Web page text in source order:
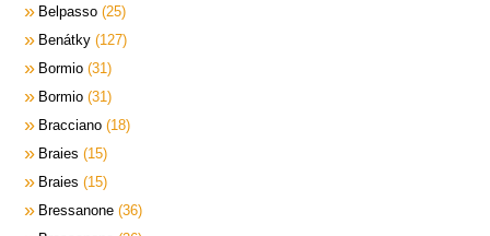
Belpasso 25
Benátky 127
Bormio 31
Bormio 31
Bracciano 18
Braies
15
Braies
15
Bressanone 36